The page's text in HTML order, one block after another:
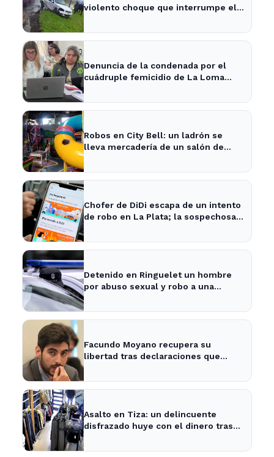
violento choque que interrumpe el
Denuncia de la condenada por el
cuádruple femicidio de La Loma
Robos en City Bell: un ladrón se
lleva mercadería de un salón de
Chofer de DiDi escapa de un intento
de robo en La Plata; la sospechosa
Detenido en Ringuelet un hombre
por abuso sexual y robo a una
Facundo Moyano recupera su
libertad tras declaraciones que
Asalto en Tiza: un delincuente
disfrazado huye con el dinero tras